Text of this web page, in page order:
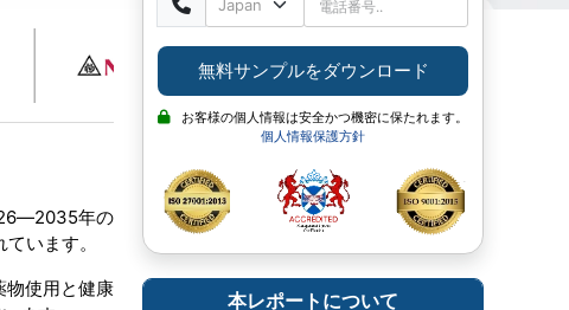
年の
います。
物使用と健康
無料サンプルをダウンロード
お客様の個人情報は安全かつ機密に保たれます。
個人情報保護方針
本レポートについて